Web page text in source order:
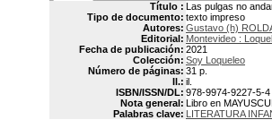
Título : Las pulgas no
Tipo de documento: texto impreso
Autores: Gustavo (h)
Editorial: Montevideo :
Fecha de publicación: 2021
Colección: Soy Loqueleo
Número de páginas: 31 p.
Il.: il.
ISBN/ISSN/DL: 978-9974-9227-5-4
Nota general: Libro en
Palabras clave: LITERATURA